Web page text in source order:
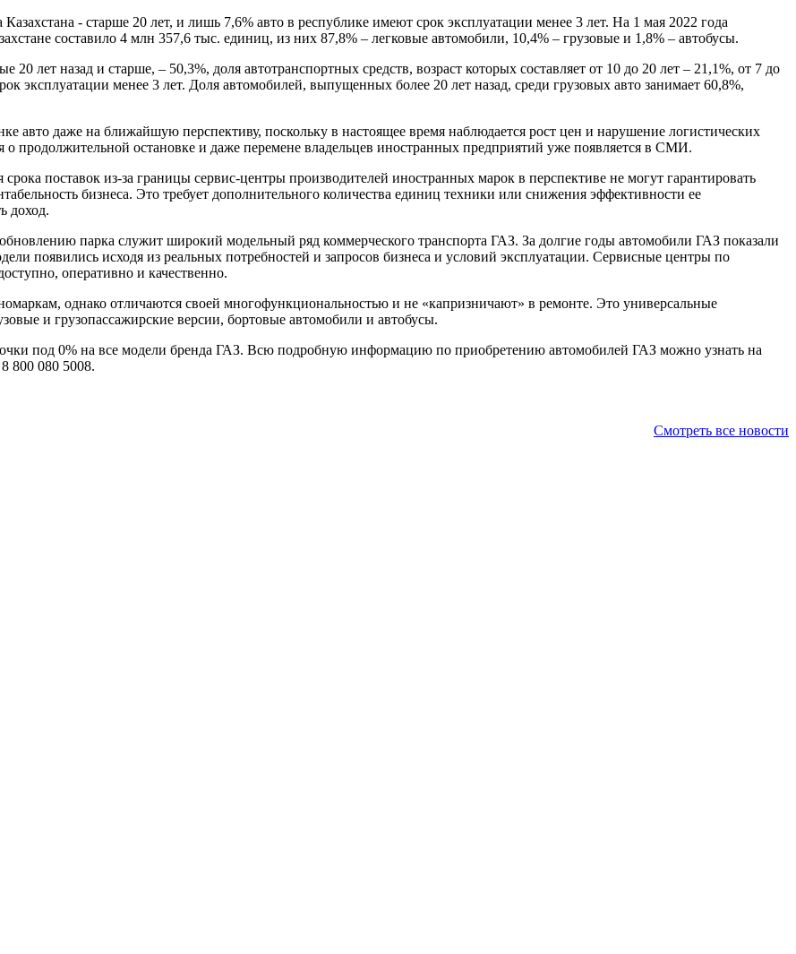
- старше 20 лет, и лишь 7,6% авто в республике имеют срок эксплуатации менее 3 лет. На 1 мая 2022 года
составило 4 млн 357,6 тыс. единиц, из них 87,8% – легковые автомобили, 10,4% – грузовые и 1,8% – автобусы.
лет назад и старше, – 50,3%, доля автотранспортных средств, возраст которых составляет от 10 до 20 лет – 21,1%, от 7 до
эксплуатации менее 3 лет. Доля автомобилей, выпущенных более 20 лет назад, среди грузовых авто занимает 60,8%,
авто даже на ближайшую перспективу, поскольку в настоящее время наблюдается рост цен и нарушение логистических
продолжительной остановке и даже перемене владельцев иностранных предприятий уже появляется в СМИ.
поставок из-за границы сервис-центры производителей иностранных марок в перспективе не могут гарантировать
бизнеса. Это требует дополнительного количества единиц техники или снижения эффективности ее
доход.
парка служит широкий модельный ряд коммерческого транспорта ГАЗ. За долгие годы автомобили ГАЗ показали
появились исходя из реальных потребностей и запросов бизнеса и условий эксплуатации. Сервисные центры по
оперативно и качественно.
однако отличаются своей многофункциональностью и не «капризничают» в ремонте. Это универсальные
и грузопассажирские версии, бортовые автомобили и автобусы.
под 0% на все модели бренда ГАЗ. Всю подробную информацию по приобретению автомобилей ГАЗ можно узнать на
800 080 5008.
Смотреть все новости